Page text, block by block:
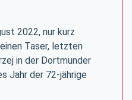
2022, nur kurz
Taser, letzten
in der Dortmunder
Jahr der 72-jährige